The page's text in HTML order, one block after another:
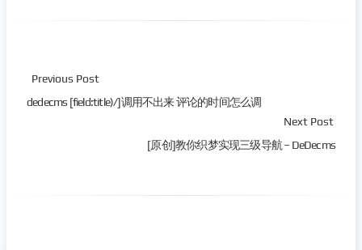
Previous Post
dedecms [field:title)/]调用不出来 评论的时间怎么调
Next Post
[原创]教你织梦实现三级导航 – DeDecms